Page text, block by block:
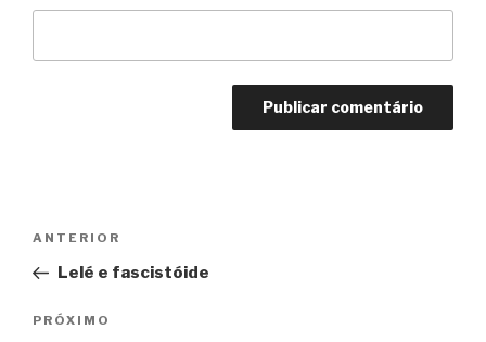
Post
Anterior
ANTERIOR
Lelé e fascistóide
Próximo
PRÓXIMO